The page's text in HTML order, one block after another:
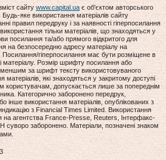
сайту www.capital.ua є об'єктом авторського
яке використання матеріалів сайту
правил передруку і за наявності гіперпосилання
тільки матеріалів, що знаходяться у
посилання та/або прямого відкритого для
на безпосередню адресу матеріалу на
гіперпосилання має бути розміщене в
матеріалу. Розмір шрифту посилання або
за шрифт тексту використовуваного
матеріалів, які знаходяться у закритому доступі
користувачам, допускається лише за попереднім
Категорично заборонено передрук,
інше використання матеріалів, опублікованих з
з Financial Times Limited. Використання
на агентства France-Presse, Reuters, Інтерфакс-
суворо заборонено. Матеріали, позначені знаком